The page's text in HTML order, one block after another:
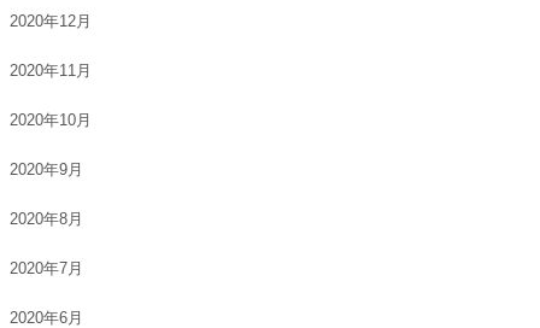
2020年12月
2020年11月
2020年10月
2020年9月
2020年8月
2020年7月
2020年6月